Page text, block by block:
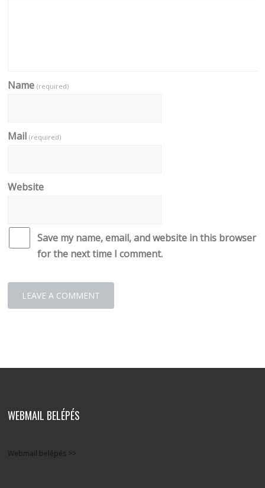
Name(required)
Mail(required)
Website
Save my name, email, and website in this browser
for the next time I comment.
WEBMAIL BELÉPÉS
Webmail belépés >>